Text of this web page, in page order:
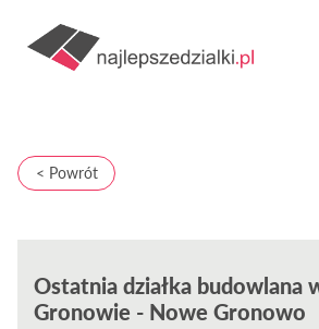
< Powrót
Ostatnia działka budowlana
Gronowie - Nowe Gronowo